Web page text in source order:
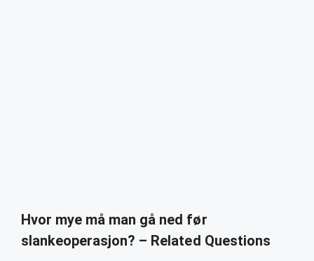
Hvor mye må man gå ned før
slankeoperasjon? – Related Questions